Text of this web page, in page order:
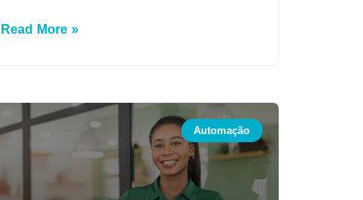
Read More »
Automação